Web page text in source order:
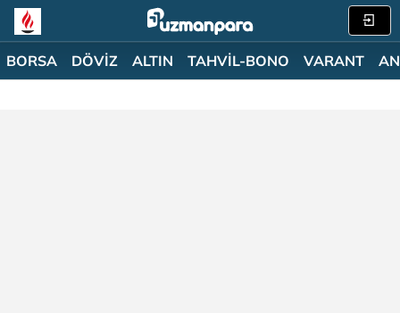
BORSA DÖVİZ ALTIN TAHVİL-BONO VARANT